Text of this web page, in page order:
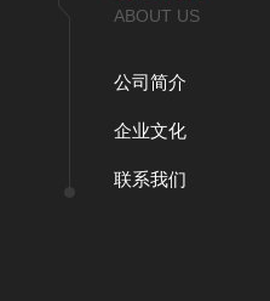
ABOUT US
公司简介
企业文化
联系我们